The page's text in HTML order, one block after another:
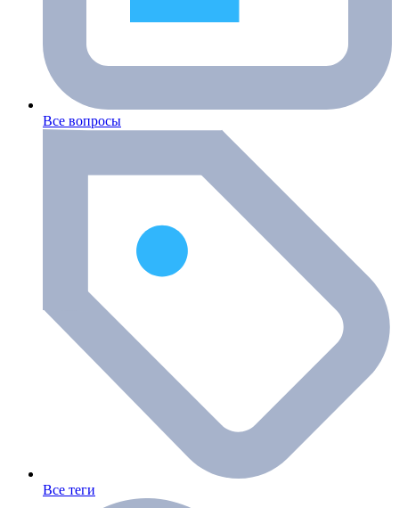
Все вопросы
Все теги